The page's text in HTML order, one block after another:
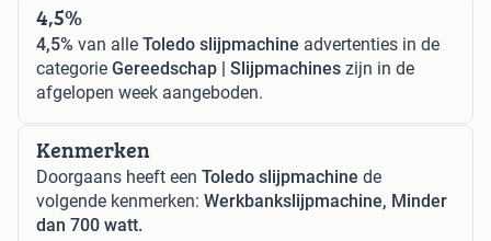
4,5%
4,5% van alle Toledo slijpmachine advertenties in de
categorie Gereedschap | Slijpmachines zijn in de
afgelopen week aangeboden.
Kenmerken
Doorgaans heeft een Toledo slijpmachine de
volgende kenmerken: Werkbankslijpmachine, Minder
dan 700 watt.